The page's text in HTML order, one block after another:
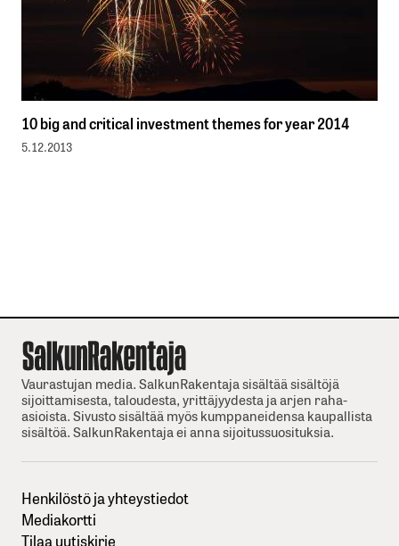
10 big and critical investment themes for year 2014
5.12.2013
Vaurastujan media. SalkunRakentaja sisältää sisältöjä
sijoittamisesta, taloudesta, yrittäjyydesta ja arjen raha-
asioista. Sivusto sisältää myös kumppaneidensa kaupallista
sisältöä. SalkunRakentaja ei anna sijoitussuosituksia.
Henkilöstö ja yhteystiedot
Mediakortti
Tilaa uutiskirje